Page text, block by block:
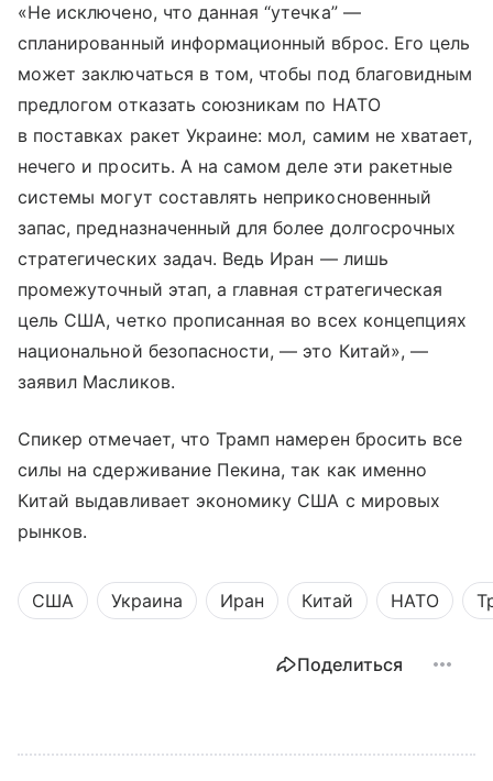
«Не исключено, что данная “утечка” —
спланированный информационный вброс. Его цель
может заключаться в том, чтобы под благовидным
предлогом отказать союзникам по НАТО
в поставках ракет Украине: мол, самим не хватает,
нечего и просить. А на самом деле эти ракетные
системы могут составлять неприкосновенный
запас, предназначенный для более долгосрочных
стратегических задач. Ведь Иран — лишь
промежуточный этап, а главная стратегическая
цель США, четко прописанная во всех концепциях
национальной безопасности, — это Китай», —
заявил Масликов.
Спикер отмечает, что Трамп намерен бросить все
силы на сдерживание Пекина, так как именно
Китай выдавливает экономику США с мировых
рынков.
США Украина Иран Китай НАТО
Поделиться